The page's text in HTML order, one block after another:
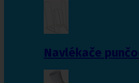
Navlékače